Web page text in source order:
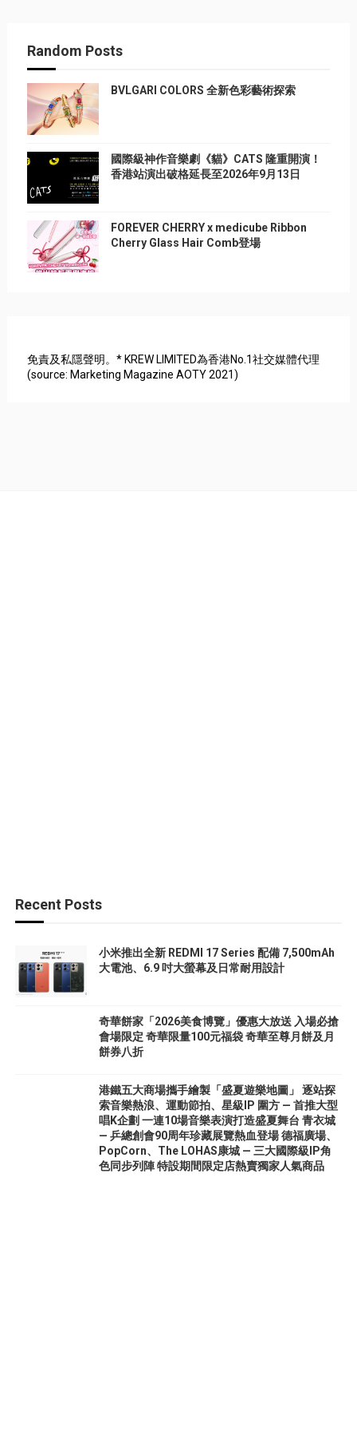
Random Posts
BVLGARI COLORS 全新色彩藝術探索
國際級神作音樂劇《貓》CATS 隆重開演！
香港站演出破格延長至2026年9月13日
FOREVER CHERRY x medicube Ribbon
Cherry Glass Hair Comb登場
免責及私隱聲明。* KREW LIMITED為香港No.1社交媒體代理
(source: Marketing Magazine AOTY 2021)
Recent Posts
小米推出全新 REDMI 17 Series 配備 7,500mAh
大電池、6.9 吋大螢幕及日常耐用設計
奇華餅家「2026美食博覽」優惠大放送 入場必搶
會場限定 奇華限量100元福袋 奇華至尊月餅及月
餅券八折
港鐵五大商場攜手繪製「盛夏遊樂地圖」 逐站探
索音樂熱浪、運動節拍、星級IP 圍方 — 首推大型
唱K企劃 一連10場音樂表演打造盛夏舞台 青衣城
— 乒總創會90周年珍藏展覽熱血登場 德福廣場、
PopCorn、The LOHAS康城 — 三大國際級IP角
色同步列陣 特設期間限定店熱賣獨家人氣商品